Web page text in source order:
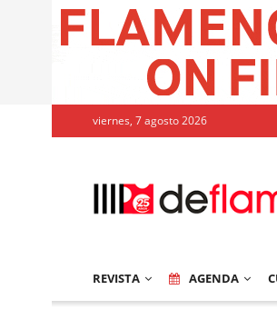
viernes, 7 agosto 2026
REVISTA AGENDA